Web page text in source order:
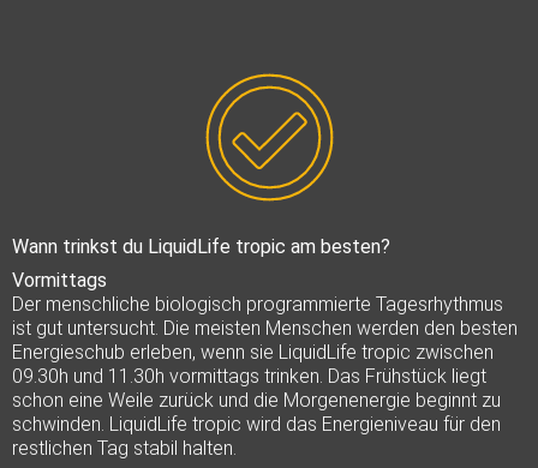
Wann trinkst du LiquidLife tropic am besten?
Vormittags
Der menschliche biologisch programmierte Tagesrhythmus
ist gut untersucht. Die meisten Menschen werden den besten
Energieschub erleben, wenn sie LiquidLife tropic zwischen
09.30h und 11.30h vormittags trinken. Das Frühstück liegt
schon eine Weile zurück und die Morgenenergie beginnt zu
schwinden. LiquidLife tropic wird das Energieniveau für den
restlichen Tag stabil halten.